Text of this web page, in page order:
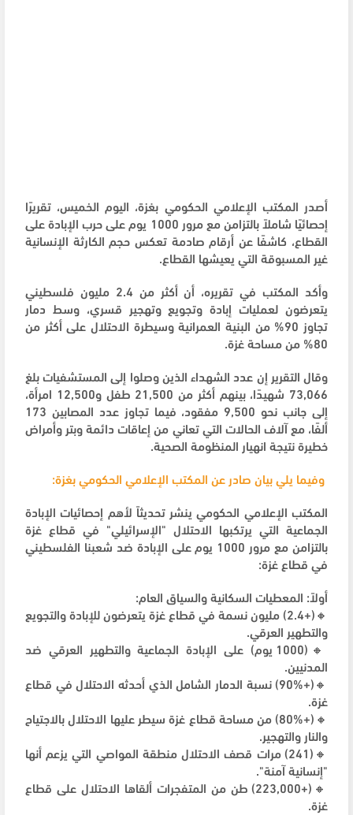
أصدر المكتب الإعلامي الحكومي بغزة، اليوم الخميس، تقريرًا
إحصائيًا شاملاً بالتزامن مع مرور 1000 يوم على حرب الإبادة على
القطاع، كاشفًا عن أرقام صادمة تعكس حجم الكارثة الإنسانية
غير المسبوقة التي يعيشها القطاع.
وأكد المكتب في تقريره، أن أكثر من 2.4 مليون فلسطيني
يتعرضون لعمليات إبادة وتجويع وتهجير قسري، وسط دمار
تجاوز 90% من البنية العمرانية وسيطرة الاحتلال على أكثر من
80% من مساحة غزة.
وقال التقرير إن عدد الشهداء الذين وصلوا إلى المستشفيات بلغ
73,066 شهيدًا، بينهم أكثر من 21,500 طفل و12,500 امرأة،
إلى جانب نحو 9,500 مفقود، فيما تجاوز عدد المصابين 173
ألفًا، مع آلاف الحالات التي تعاني من إعاقات دائمة وبتر وأمراض
خطيرة نتيجة انهيار المنظومة الصحية.
وفيما يلي بيان صادر عن المكتب الإعلامي الحكومي بغزة:
‏‏‏‏‏‏‏‏‏‏‏‏‏‏‏‏‏‏‏‏‏‏‏‏‏‏‏‏‏‏‏‏‏‏‏‏‏‏المكتب الإعلامي الحكومي ينشر تحديثاً لأهم إحصائيات الإبادة
الجماعية التي يرتكبها الاحتلال "الإسرائيلي" في قطاع غزة
بالتزامن مع مرور 1000 يوم على الإبادة ضد شعبنا الفلسطيني
في قطاع غزة:
أولاً: المعطيات السكانية والسياق العام:
🔸(+2.4) مليون نسمة في قطاع غزة يتعرضون للإبادة والتجويع
والتطهير العرقي.
🔸(1000 يوم) على الإبادة الجماعية والتطهير العرقي ضد
المدنيين.
🔸(+90%) نسبة الدمار الشامل الذي أحدثه الاحتلال في قطاع
غزة.
🔸(+80%) من مساحة قطاع غزة سيطر عليها الاحتلال بالاجتياح
والنار والتهجير.
🔸(241) مرات قصف الاحتلال منطقة المواصي التي يزعم أنها
"إنسانية آمنة".
🔸(+223,000) طن من المتفجرات ألقاها الاحتلال على قطاع
غزة.